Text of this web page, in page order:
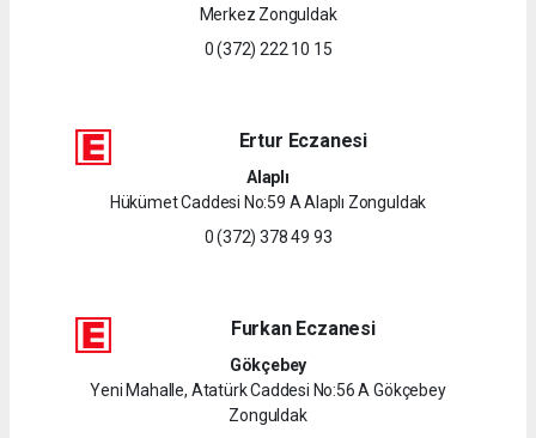
Merkez Zonguldak
0 (372) 222 10 15
Ertur Eczanesi
Alaplı
Hükümet Caddesi No:59 A Alaplı Zonguldak
0 (372) 378 49 93
Furkan Eczanesi
Gökçebey
Yeni Mahalle, Atatürk Caddesi No:56 A Gökçebey
Zonguldak